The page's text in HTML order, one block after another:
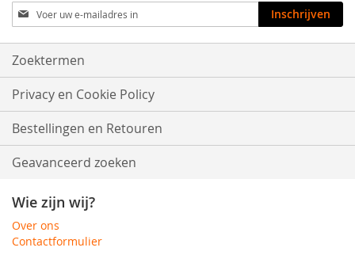
Abonneer
u
op
onze
Inschrijven
Zoektermen
Privacy en Cookie Policy
Bestellingen en Retouren
Geavanceerd zoeken
Wie zijn wij?
Over ons
Contactformulier